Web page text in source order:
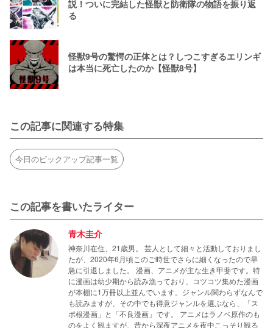
説！ついに完結した怪獣と防衛隊の物語を振り返
る
怪獣9号の驚愕の正体とは？しつこすぎるエリンギ
は本当に死亡したのか【怪獣8号】
この記事に関連する特集
今日のピックアップ記事一覧
この記事を書いたライター
青木圭介
神奈川在住、21歳男。 芸人として細々と活動しておりまし
たが、2020年6月頃このご時世でさらに細くなったので早
急に引退しました。 漫画、アニメが主な生き甲斐です。特
に漫画は幼少期から読み漁っており、コツコツ集めた漫画
が本棚に1万冊以上並んでいます。ジャンル関わらずなんで
も読みますが、その中でも得意ジャンルを選ぶなら、「ス
ポ根漫画」と「不良漫画」です。 アニメはラノベ原作のも
のをよく観ますが、昔から深夜アニメを夜中こっそり観る